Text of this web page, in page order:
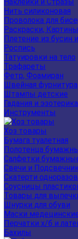
Нить силиконовая
Проволока для
Раскраски,
Плетение из бусин
Роспись
Татуировки на тело
Трафареты
Фетр, Фоамиран
Швейная фурнитура
Штампы детские
Гадания и эзотерика
Инструменты
Хоз товары
Бумага туалетная
Полотенца
Салфетки
Свечи и
Скатерти
Соусницы
Товары для
Шнурки для обуви
Маски
Перчатки х/б и
Бахилы